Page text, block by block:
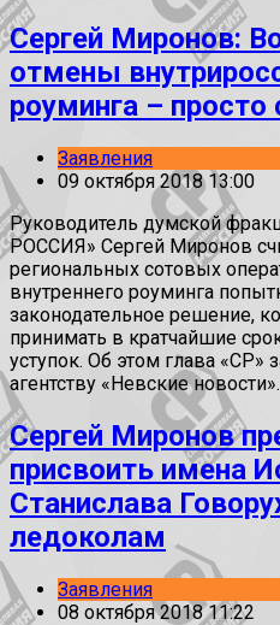
Сергей Миронов:
отмены
роуминга – просто
Заявления
09 октября 2018 13:00
Руководитель думской
РОССИЯ» Сергей Миронов
региональных сотовых
внутреннего роуминга
законодательное решение,
принимать в кратчайшие
уступок. Об этом глава
агентству «Невские новости».
Сергей Миронов
присвоить имена
Станислава
ледоколам
Заявления
08 октября 2018 11:22